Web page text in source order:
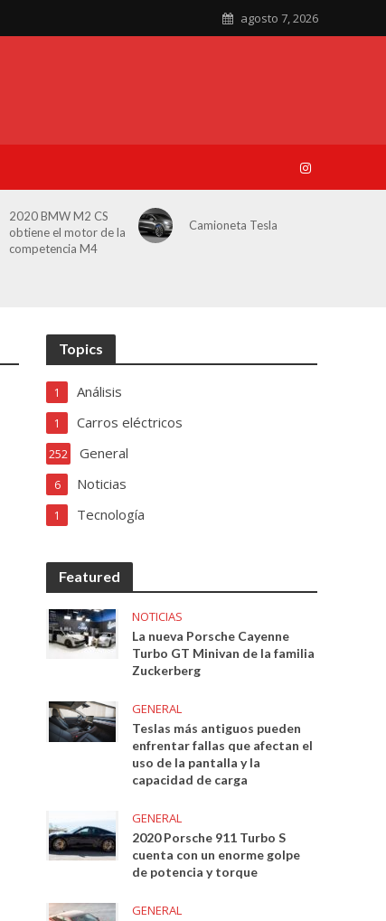
agosto 7, 2026
2020 BMW M2 CS
obtiene el motor de la
competencia M4
Camioneta Tesla
Topics
Análisis
1
Carros eléctricos
1
General
252
Noticias
6
Tecnología
1
Featured
NOTICIAS
La nueva Porsche Cayenne
Turbo GT Minivan de la familia
Zuckerberg
GENERAL
Teslas más antiguos pueden
enfrentar fallas que afectan el
uso de la pantalla y la
capacidad de carga
GENERAL
2020 Porsche 911 Turbo S
cuenta con un enorme golpe
de potencia y torque
GENERAL